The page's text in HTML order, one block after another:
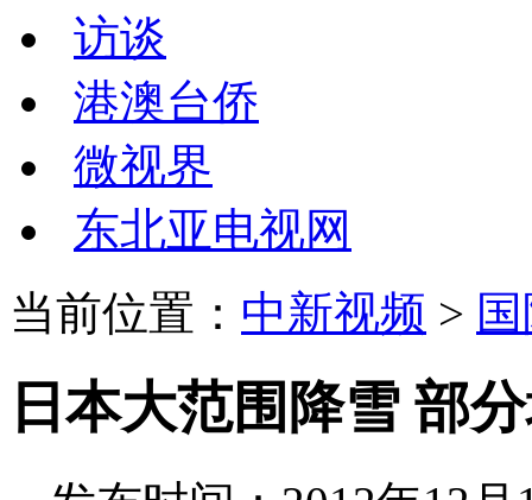
访谈
港澳台侨
微视界
东北亚电视网
当前位置： 中新视频 >
日本大范围降雪 部